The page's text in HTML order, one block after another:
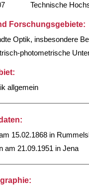
Technische
Forschungsgebiete:
Optik, insbesondere
photometrische
allgemein
15.02.1868 in
am 21.09.1951 in Jena